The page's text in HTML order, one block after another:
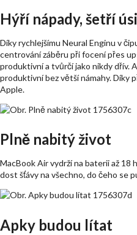
Hýří nápady, šetří
Díky rychlejšímu Neural Enginu v
centrování záběru při focení přes
produktivní a tvůrčí jako nikdy dřív.
produktivní bez větší námahy. Díky
Apple.
Plně nabitý život
MacBook Air vydrží na baterii až 18
dost šťávy na všechno, do čeho se
Apky budou lítat